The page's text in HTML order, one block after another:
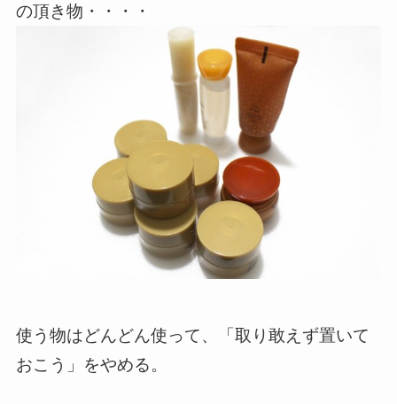
の頂き物・・・・
使う物はどんどん使って、「取り敢えず置いて
おこう」をやめる。